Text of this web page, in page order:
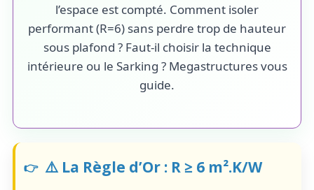
l’espace est compté. Comment isoler
performant (R=6) sans perdre trop de hauteur
sous plafond ? Faut-il choisir la technique
intérieure ou le Sarking ? Megastructures vous
guide.
⚠️ La Règle d’Or : R ≥ 6 m².K/W